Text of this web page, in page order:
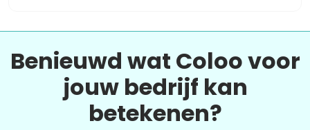
Benieuwd wat Coloo voor
jouw bedrijf kan
betekenen?